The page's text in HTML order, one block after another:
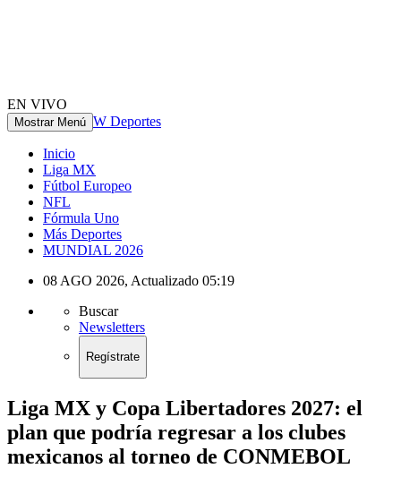
EN VIVO
Mostrar Menú W Deportes
Inicio
Liga MX
Fútbol Europeo
NFL
Fórmula Uno
Más Deportes
MUNDIAL 2026
08 AGO 2026, Actualizado 05:19
Buscar
Newsletters
Regístrate
Liga MX y Copa Libertadores 2027: el
plan que podría regresar a los clubes
mexicanos al torneo de CONMEBOL